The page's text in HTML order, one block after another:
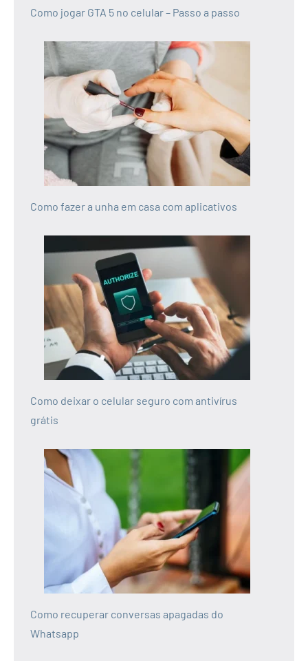
Como jogar GTA 5 no celular – Passo a passo
Como fazer a unha em casa com aplicativos
Como deixar o celular seguro com antivírus
grátis
Como recuperar conversas apagadas do
Whatsapp